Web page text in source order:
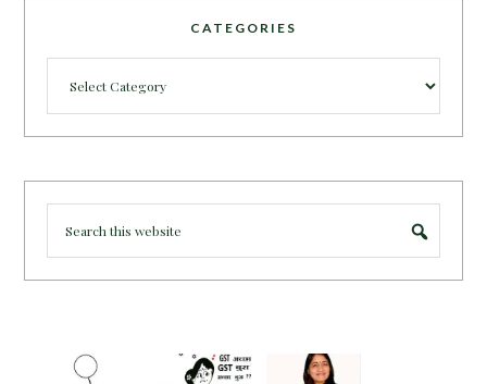
CATEGORIES